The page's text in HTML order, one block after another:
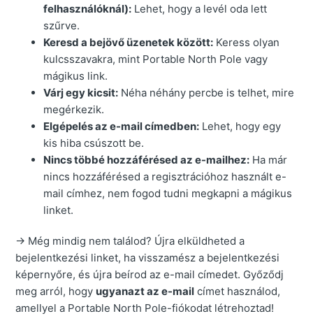
felhasználóknál): Lehet, hogy a levél oda lett
szűrve.
Keresd a bejövő üzenetek között: Keress olyan
kulcsszavakra, mint Portable North Pole vagy
mágikus link.
Várj egy kicsit: Néha néhány percbe is telhet, mire
megérkezik.
Elgépelés az e-mail címedben: Lehet, hogy egy
kis hiba csúszott be.
Nincs többé hozzáférésed az e-mailhez: Ha már
nincs hozzáférésed a regisztrációhoz használt e-
mail címhez, nem fogod tudni megkapni a mágikus
linket.
→ Még mindig nem találod? Újra elküldheted a
bejelentkezési linket, ha visszamész a bejelentkezési
képernyőre, és újra beírod az e-mail címedet. Győződj
meg arról, hogy ugyanazt az e-mail címet használod,
amellyel a Portable North Pole-fiókodat létrehoztad!